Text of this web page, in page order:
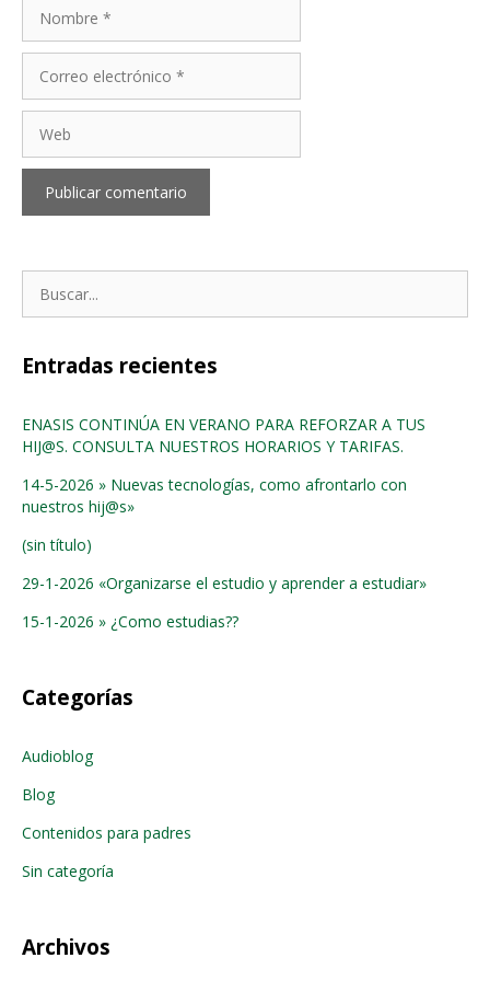
electrónico
Entradas recientes
ENASIS CONTINÚA EN VERANO PARA REFORZAR A TUS
HIJ@S. CONSULTA NUESTROS HORARIOS Y TARIFAS.
14-5-2026 » Nuevas tecnologías, como afrontarlo con
nuestros hij@s»
(sin título)
29-1-2026 «Organizarse el estudio y aprender a estudiar»
15-1-2026 » ¿Como estudias??
Categorías
Audioblog
Blog
Contenidos para padres
Sin categoría
Archivos